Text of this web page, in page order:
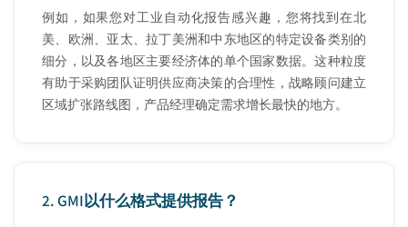
例如，如果您对工业自动化报告感兴趣，您将找到在北
美、欧洲、亚太、拉丁美洲和中东地区的特定设备类别的
细分，以及各地区主要经济体的单个国家数据。这种粒度
有助于采购团队证明供应商决策的合理性，战略顾问建立
区域扩张路线图，产品经理确定需求增长最快的地方。
2.GMI以什么格式提供报告？